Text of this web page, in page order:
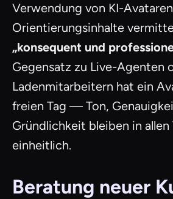
Verwendung von KI-
Orientierungsinhalte
„konsequent und
Gegensatz zu Live-Agenten
Ladenmitarbeitern hat ein
freien Tag — Ton,
Gründlichkeit bleiben in
einheitlich.
Beratung neuer